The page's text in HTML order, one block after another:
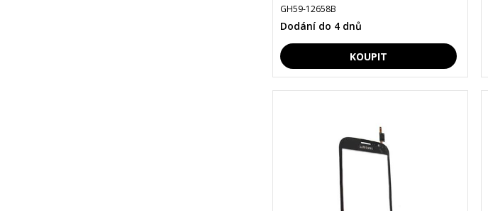
GH59-12658B
Dodání do 4 dnů